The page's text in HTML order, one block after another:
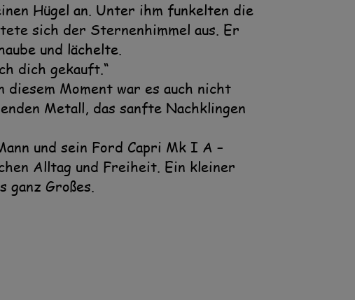
Hügel an. Unter ihm funkelten die
sich der Sternenhimmel aus. Er
und lächelte.
dich gekauft.“
Moment war es auch nicht
Metall, das sanfte Nachklingen
und sein Ford Capri Mk I A –
Alltag und Freiheit. Ein kleiner
ganz Großes.